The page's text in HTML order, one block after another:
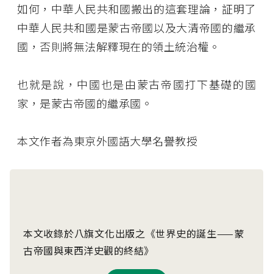
如何，中華人民共和國搬出的這套理論，証明了
中華人民共和國是蒙古帝國以及大清帝國的繼承
國，否則將無法解釋現在的領土統治權。
也就是說，中國也是由蒙古帝國打下基礎的國
家，是蒙古帝國的繼承國。
本文作者為東京外國語大學名譽教授
本文收錄於八旗文化出版之《世界史的誕生——蒙
古帝國與東西洋史觀的終結》